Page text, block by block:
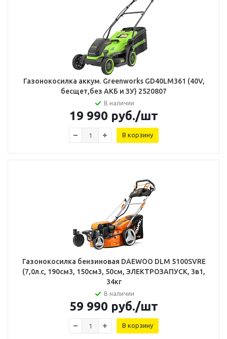
Газонокосилка аккум. Greenworks GD40LM361 (40V,
бесщет,без АКБ и ЗУ) 2520807
В наличии
19 990 руб./шт
В корзину
Газонокосилка бензиновая DAEWOO DLM 5100SVRE
(7,0л.с, 190см3, 150см3, 50см, ЭЛЕКТРОЗАПУСК, 3в1,
34кг
В наличии
59 990 руб./шт
В корзину